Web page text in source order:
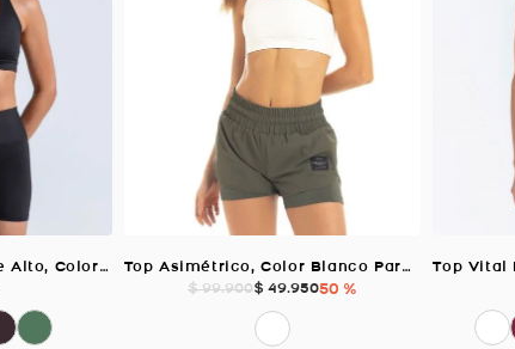
Top Elemental Soporte Alto, Color Negro Para Mujer
Top Asimétrico, Color Blanco Para Mujer
$ 99.900$ 49.95050 %